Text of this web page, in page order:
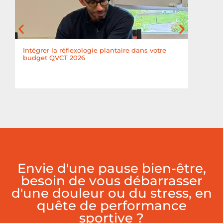
Intégrer la réflexologie plantaire dans votre
budget QVCT 2026
Envie d'une pause bien-être,
besoin de vous débarrasser
d'une douleur ou du stress, en
quête de performance
sportive ?